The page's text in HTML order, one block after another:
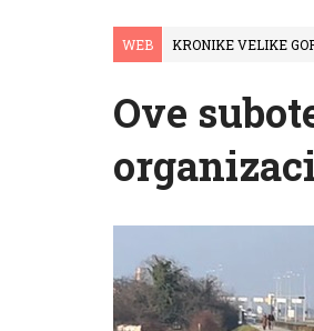
WEB KRONIKE VELIKE
Ove